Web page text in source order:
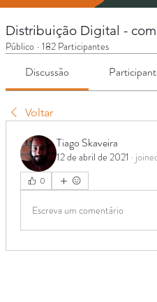
Distribuição Digital -
Público · 182 Participantes
Discussão
Voltar
Tiago Skaveira
12 de abril de 2021 ·
0
Escreva um comentário